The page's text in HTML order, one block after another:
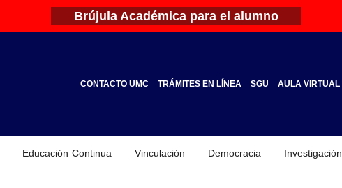
Brújula Académica para el alumno
CONTACTO UMC TRÁMITES EN LÍNEA SGU AULA VIRTUAL
Educación Continua Vinculación Democracia Investigación